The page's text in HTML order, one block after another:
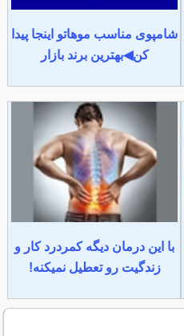
شامپوی مناسب موهاتو اینجا پیدا
کن◀بهترین برند بازار
با این درمان دیگه کمردرد کار و
زندگیت رو تعطیل نمیکنه!